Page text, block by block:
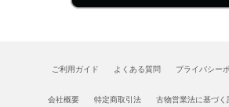
ご利用ガイド よくある質問 プライバシー
会社概要 特定商取引法 古物営業法に基づく